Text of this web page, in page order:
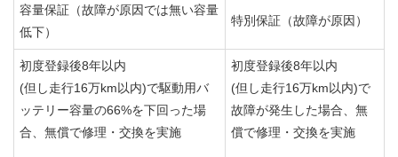
容量保証（故障が原因では無い容量
低下）
特別保証（故障が原因）
初度登録後8年以内
(但し走行16万km以内)で駆動用バ
ッテリー容量の66%を下回った場
合、無償で修理・交換を実施
初度登録後8年以内
(但し走行16万km以内)で
故障が発生した場合、無
償で修理・交換を実施